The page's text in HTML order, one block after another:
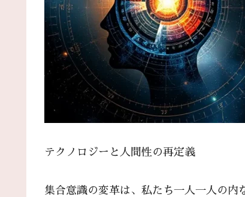
テクノロジーと人間性の再定義
集合意識の変革は、私たち一人一人の内